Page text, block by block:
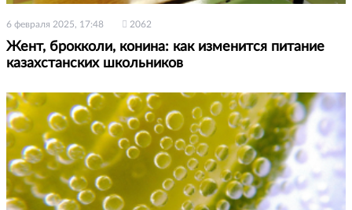
6 февраля 2025, 17:48 2062
Жент, брокколи, конина: как изменится питание
казахстанских школьников